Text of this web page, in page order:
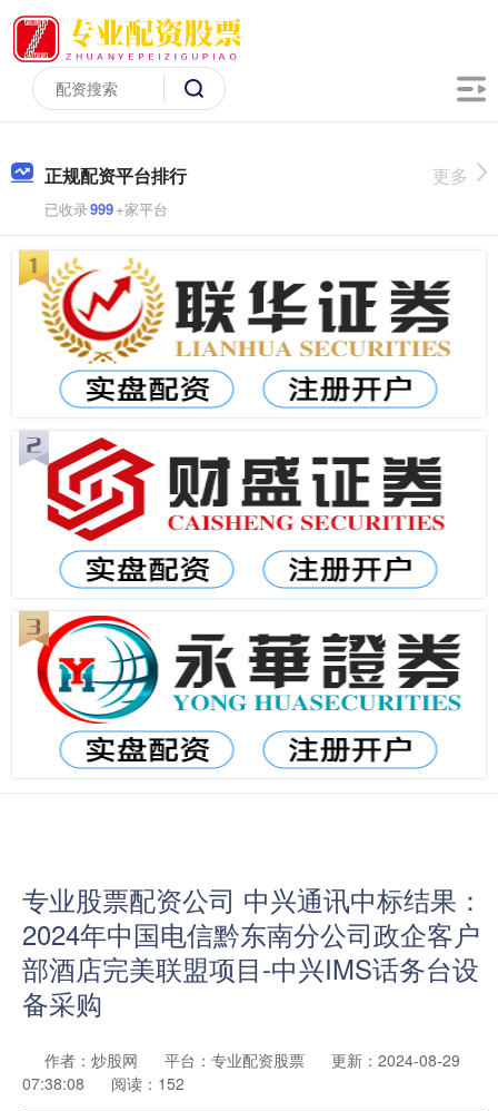
正规配资平台排行
已收录999+家平台
更多
专业股票配资公司 中兴通讯中标结果：
2024年中国电信黔东南分公司政企客户
部酒店完美联盟项目-中兴IMS话务台设
备采购
作者：炒股网 平台：专业配资股票
更新：2024-08-29
07:38:08
阅读：152